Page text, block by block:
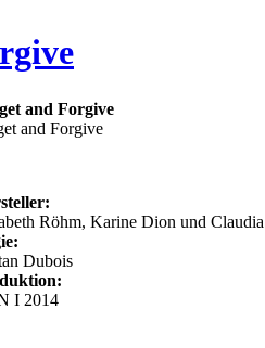
and Forgive
and Forgive
Röhm, Karine Dion und
Dubois
I 2014